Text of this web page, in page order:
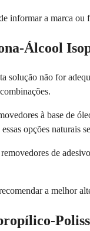
informar a marca ou
Álcool
solução não for
à base de
opções naturais
de
a melhor